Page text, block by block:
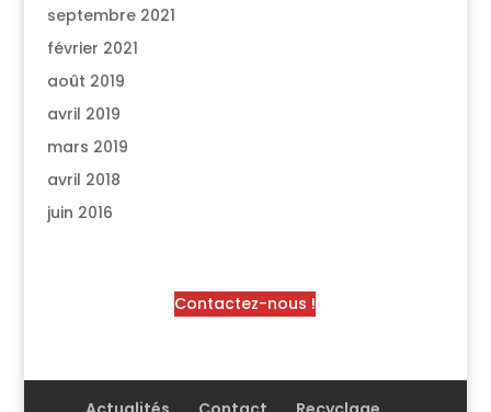
septembre 2021
février 2021
août 2019
avril 2019
mars 2019
avril 2018
juin 2016
Contactez-nous !